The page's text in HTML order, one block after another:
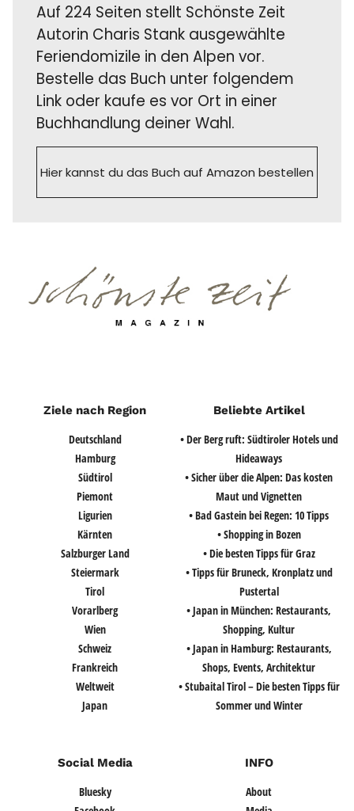
Auf 224 Seiten stellt Schönste Zeit
Autorin Charis Stank ausgewählte
Feriendomizile in den Alpen vor.
Bestelle das Buch unter folgendem
Link oder kaufe es vor Ort in einer
Buchhandlung deiner Wahl.
Hier kannst du das Buch auf Amazon bestellen
Ziele nach Region
Deutschland
Hamburg
Südtirol
Piemont
Ligurien
Kärnten
Salzburger Land
Steiermark
Tirol
Vorarlberg
Wien
Schweiz
Frankreich
Weltweit
Japan
Beliebte Artikel
• Der Berg ruft: Südtiroler Hotels und
Hideaways
• Sicher über die Alpen: Das kosten
Maut und Vignetten
• Bad Gastein bei Regen: 10 Tipps
• Shopping in Bozen
• Die besten Tipps für Graz
• Tipps für Bruneck, Kronplatz und
Pustertal
• Japan in München: Restaurants,
Shopping, Kultur
• Japan in Hamburg: Restaurants,
Shops, Events, Architektur
• Stubaital Tirol – Die besten Tipps für
Sommer und Winter
Social Media
Bluesky
INFO
About